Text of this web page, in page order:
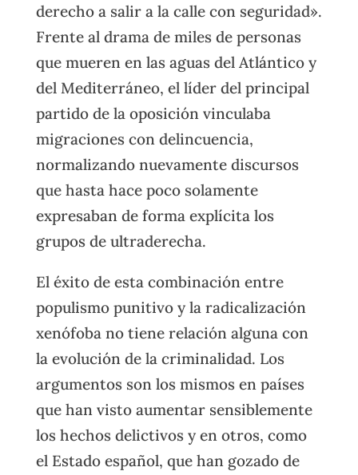
derecho a salir a la calle con seguridad».
Frente al drama de miles de personas
que mueren en las aguas del Atlántico y
del Mediterráneo, el líder del principal
partido de la oposición vinculaba
migraciones con delincuencia,
normalizando nuevamente discursos
que hasta hace poco solamente
expresaban de forma explícita los
grupos de ultraderecha.
El éxito de esta combinación entre
populismo punitivo y la radicalización
xenófoba no tiene relación alguna con
la evolución de la criminalidad. Los
argumentos son los mismos en países
que han visto aumentar sensiblemente
los hechos delictivos y en otros, como
el Estado español, que han gozado de